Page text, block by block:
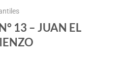
13 – JUAN EL